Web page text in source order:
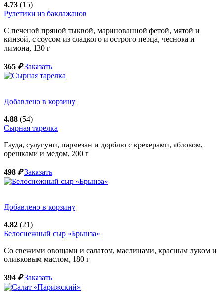
4.73 (15)
Рулетики из баклажанов
С печеной пряной тыквой, маринованной фетой, мятой и
кинзой, с соусом из сладкого и острого перца, чеснока и
лимона, 130 г
365 ₽ Заказать
Добавлено в корзину
4.88 (54)
Сырная тарелка
Гауда, сулугуни, пармезан и дорблю с крекерами, яблоком,
орешками и медом, 200 г
498 ₽ Заказать
Добавлено в корзину
4.82 (21)
Белоснежный сыр «Брынза»
Со свежими овощами и салатом, маслинами, красным луком и
оливковым маслом, 180 г
394 ₽ Заказать